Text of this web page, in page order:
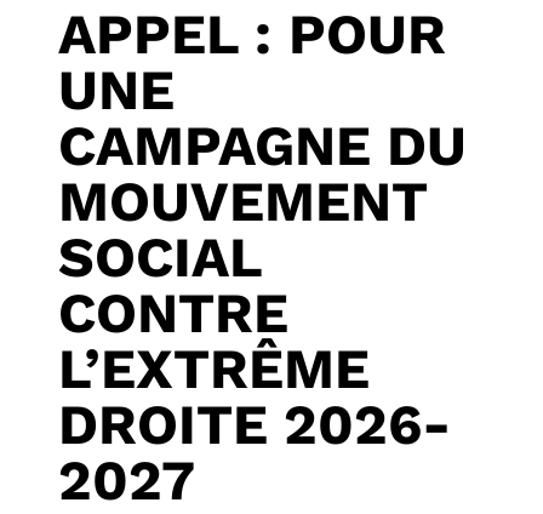
APPEL : POUR
UNE
CAMPAGNE DU
MOUVEMENT
SOCIAL
CONTRE
L’EXTRÊME
DROITE 2026-
2027